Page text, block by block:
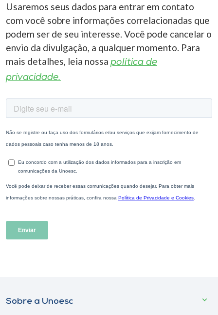
Usaremos seus dados para entrar em contato
com você sobre informações correlacionadas que
podem ser de seu interesse. Você pode cancelar o
envio da divulgação, a qualquer momento. Para
mais detalhes, leia nossa política de
privacidade.
Sobre a Unoesc